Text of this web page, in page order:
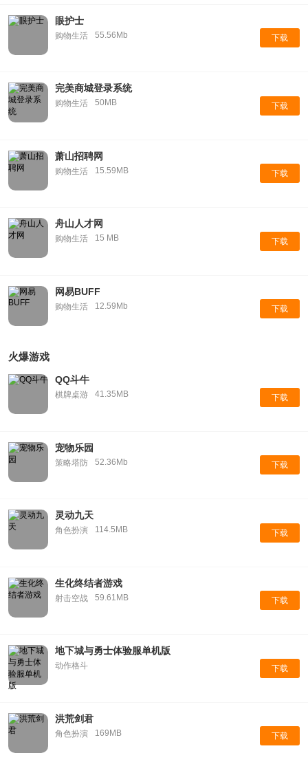
眼护士
购物生活 55.56Mb 下载
完美商城登录系统
购物生活 50MB 下载
萧山招聘网
购物生活 15.59MB 下载
舟山人才网
购物生活 15 MB 下载
网易BUFF
购物生活 12.59Mb 下载
火爆游戏
QQ斗牛
棋牌桌游 41.35MB 下载
宠物乐园
策略塔防 52.36Mb 下载
灵动九天
角色扮演 114.5MB 下载
生化终结者游戏
射击空战 59.61MB 下载
地下城与勇士体验服单机版
动作格斗 下载
洪荒剑君
角色扮演 169MB 下载